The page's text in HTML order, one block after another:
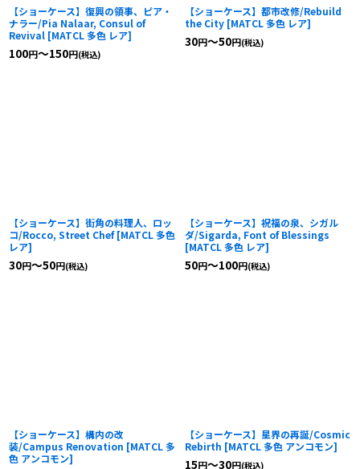
【ショーケース】復興の領事、ピア・
ナラー/Pia Nalaar, Consul of
Revival [MATCL 多色 レア]
100円～150円(税込)
【ショーケース】都市改修/Rebuild
the City [MATCL 多色 レア]
30円～50円(税込)
【ショーケース】街角の料理人、ロッ
コ/Rocco, Street Chef [MATCL 多色
レア]
30円～50円(税込)
【ショーケース】祝福の泉、シガル
ダ/Sigarda, Font of Blessings
[MATCL 多色 レア]
50円～100円(税込)
【ショーケース】構内の改
装/Campus Renovation [MATCL 多
色 アンコモン]
【ショーケース】星界の再誕/Cosmic
Rebirth [MATCL 多色 アンコモン]
15円～30円(税込)